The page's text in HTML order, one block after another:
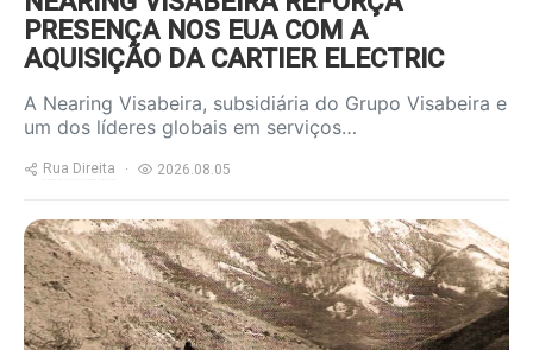
PRESENÇA NOS EUA COM A
AQUISIÇÃO DA CARTIER ELECTRIC
A Nearing Visabeira, subsidiária do Grupo Visabeira e
um dos líderes globais em serviços…
Rua Direita 2026.08.05
https://www.ruadireita.pt/wp-
content/uploads/2024/05/emigrantes-
a-salto-800x600.jpg